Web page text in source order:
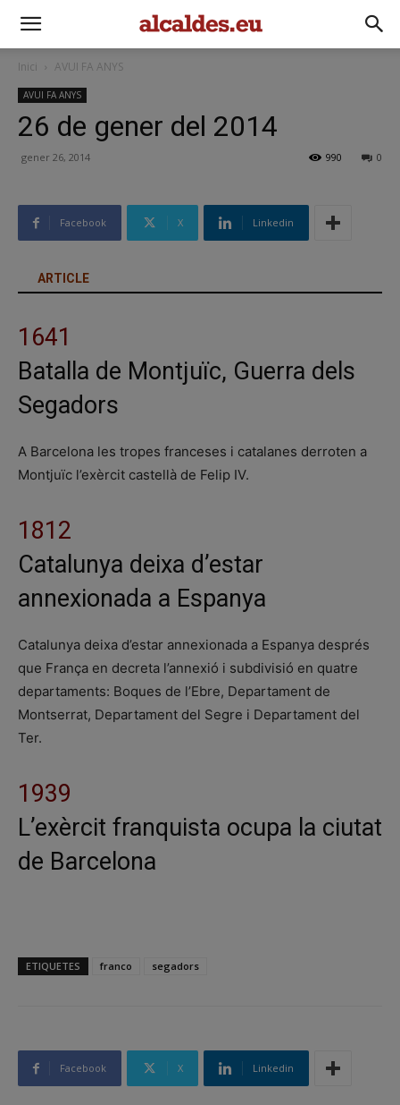
Inici AVUI FA ANYS
AVUI FA ANYS
26 de gener del 2014
gener 26, 2014 0
990
Facebook X Linkedin
ARTICLE
1641
Batalla de Montjuïc, Guerra dels
Segadors
A Barcelona les tropes franceses i catalanes derroten a
Montjuïc l’exèrcit castellà de Felip IV.
1812
Catalunya deixa d’estar
annexionada a Espanya
Catalunya deixa d’estar annexionada a Espanya després
que França en decreta l’annexió i subdivisió en quatre
departaments: Boques de l’Ebre, Departament de
Montserrat, Departament del Segre i Departament del
Ter.
1939
L’exèrcit franquista ocupa la ciutat
de Barcelona
ETIQUETES franco segadors
Facebook X Linkedin